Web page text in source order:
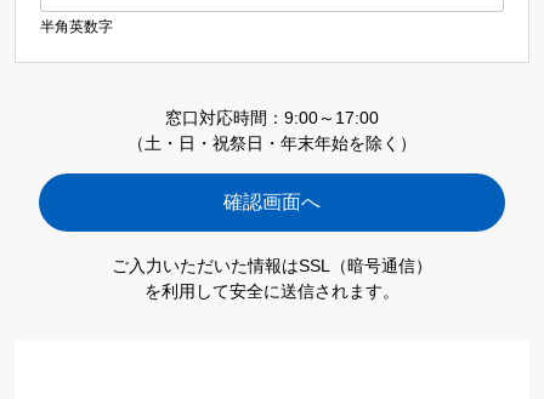
半角英数字
窓口対応時間：9:00～17:00
（土・日・祝祭日・年末年始を除く）
ご入力いただいた情報はSSL（暗号通信）
を利用して安全に送信されます。